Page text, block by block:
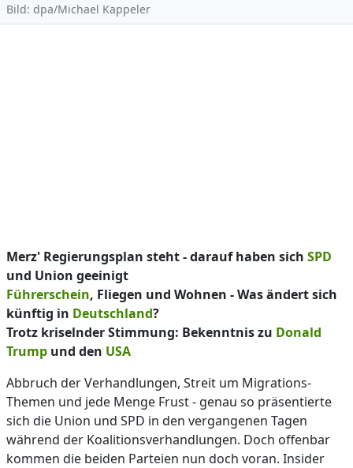
Bild: dpa/Michael Kappeler
Merz' Regierungsplan steht - darauf haben sich SPD
und Union geeinigt
Führerschein, Fliegen und Wohnen - Was ändert sich
künftig in Deutschland?
Trotz kriselnder Stimmung: Bekenntnis zu Donald
Trump und den USA
Abbruch der Verhandlungen, Streit um Migrations-
Themen und jede Menge Frust - genau so präsentierte
sich die Union und SPD in den vergangenen Tagen
während der Koalitionsverhandlungen. Doch offenbar
kommen die beiden Parteien nun doch voran. Insider